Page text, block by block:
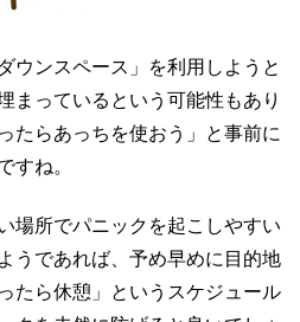
ウンスペース」を利用しようと
まっているという可能性もあり
たらあっちを使おう」と事前に
すね。
場所でパニックを起こしやすい
うであれば、予め早めに目的地
たら休憩」というスケジュール